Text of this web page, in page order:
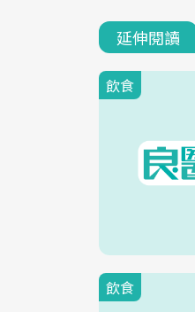
延伸閱讀
飲食
飲食